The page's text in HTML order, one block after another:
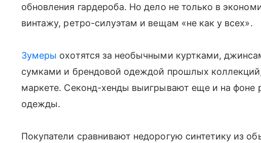
обновления гардероба. Но дело не только в
винтажу, ретро-силуэтам и вещам «не как у всех».
Зумеры охотятся за необычными куртками,
сумками и брендовой одеждой прошлых
маркете. Секонд-хенды выигрывают еще и на фоне
одежды.
Покупатели сравнивают недорогую синтетику из